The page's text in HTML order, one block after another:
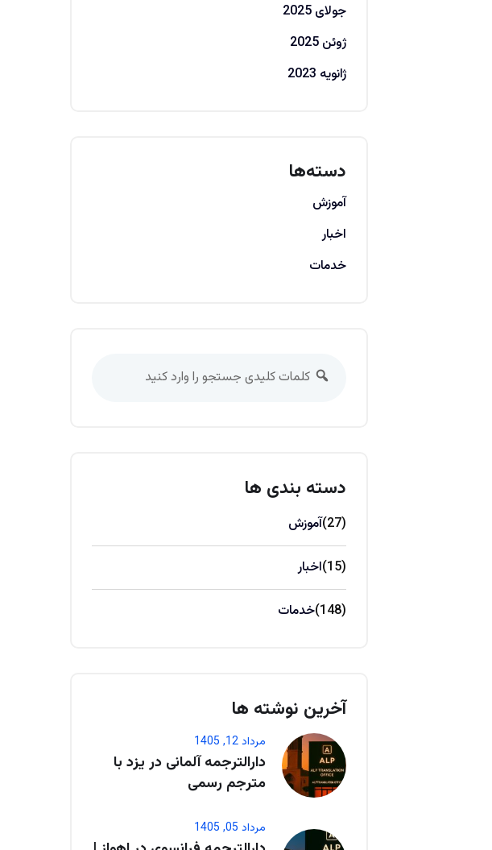
جولای 2025
ژوئن 2025
ژانویه 2023
دسته‌ها
آموزش
اخبار
خدمات
دسته بندی ها
آموزش (27)
اخبار (15)
خدمات (148)
آخرین نوشته ها
مرداد 12, 1405
دارالترجمه آلمانی در یزد با
مترجم رسمی
مرداد 05, 1405